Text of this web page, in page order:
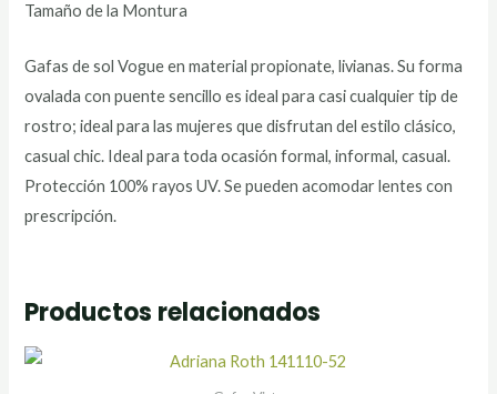
Tamaño de la Montura
Gafas de sol Vogue en material propionate, livianas. Su forma
ovalada con puente sencillo es ideal para casi cualquier tip de
rostro; ideal para las mujeres que disfrutan del estilo clásico,
casual chic. Ideal para toda ocasión formal, informal, casual.
Protección 100% rayos UV. Se pueden acomodar lentes con
prescripción.
Productos relacionados